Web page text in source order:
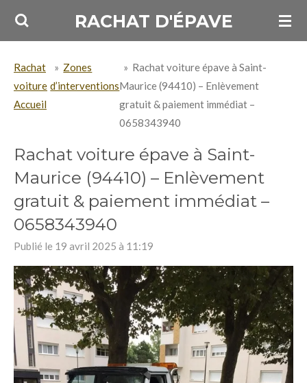
Passer
principal
RACHAT D'ÉPAVE
Rachat
voiture
Accueil
» Zones
d’interventions
» Rachat voiture épave à Saint-
Maurice (94410) – Enlèvement
gratuit & paiement immédiat –
0658343940
Rachat voiture épave à Saint-
Maurice (94410) – Enlèvement
gratuit & paiement immédiat –
0658343940
Publié le 19 avril 2025 à 11:19